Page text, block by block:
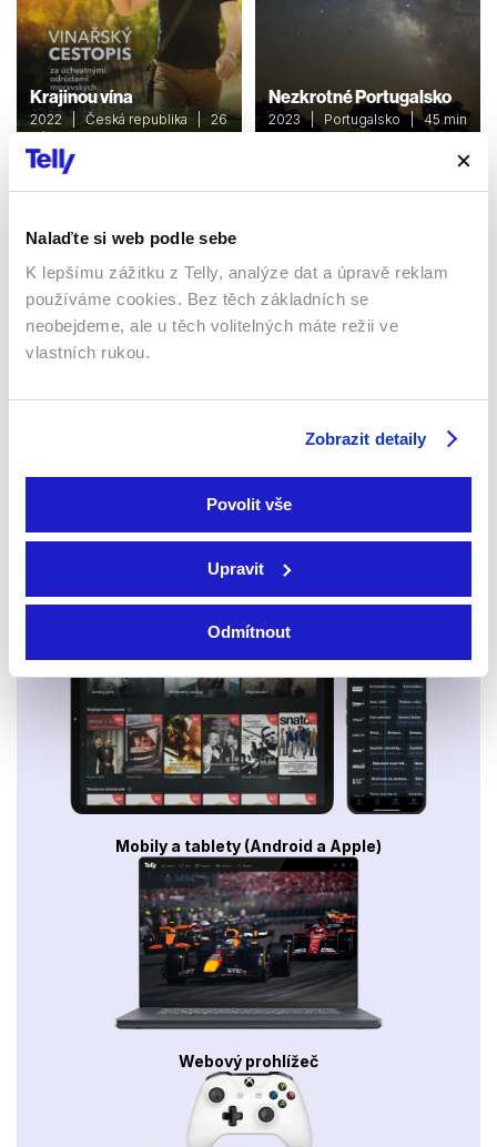
Nalaďte si web podle sebe
K lepšímu zážitku z Telly, analýze dat a úpravě reklam
používáme cookies. Bez těch základních se
neobejdeme, ale u těch volitelných máte režii ve
vlastních rukou.
Zobrazit detaily
Povolit vše
Upravit
Odmítnout
Krajinou vína
2022 | Česká republika | 26
min
Dokumenty / Cestopisný
Nezkrotné Portugalsko
2023 | Portugalsko | 45 min
Sledujte kdekoliv až na 6 zařízeních
Sledovat internetovou televizi jde odkudkoliv
po celé EU, a to až na 6 zařízeních.
Mobily a tablety (Android a Apple)
Webový prohlížeč